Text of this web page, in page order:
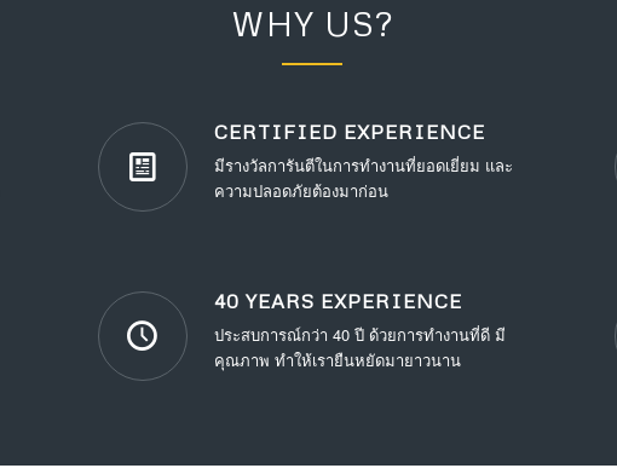
WHY US?
CERTIFIED EXPERIENCE
มีรางวัลการันตีในการทำงานที่ยอดเยี่ยม และ
ความปลอดภัยต้องมาก่อน
40 YEARS EXPERIENCE
ประสบการณ์กว่า 40 ปี ด้วยการทำงานที่ดี มี
คุณภาพ ทำให้เรายืนหยัดมายาวนาน